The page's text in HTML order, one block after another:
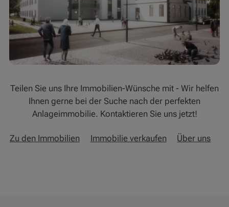
Teilen Sie uns Ihre Immobilien-Wünsche mit - Wir helfen
Ihnen gerne bei der Suche nach der perfekten
Anlageimmobilie. Kontaktieren Sie uns jetzt!
Zu den Immobilien Immobilie verkaufen Über uns